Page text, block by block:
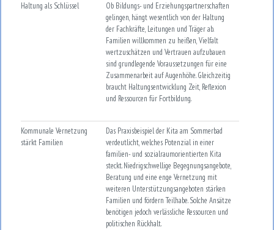
Haltung als Schlüssel
Ob Bildungs- und Erziehungspartnerschaften
gelingen, hängt wesentlich von der Haltung
der Fachkräfte, Leitungen und Träger ab.
Familien willkommen zu heißen, Vielfalt
wertzuschätzen und Vertrauen aufzubauen
sind grundlegende Voraussetzungen für eine
Zusammenarbeit auf Augenhöhe. Gleichzeitig
braucht Haltungsentwicklung Zeit, Reflexion
und Ressourcen für Fortbildung.
Kommunale Vernetzung
stärkt Familien
Das Praxisbeispiel der Kita am Sommerbad
verdeutlicht, welches Potenzial in einer
familien- und sozialraumorientierten Kita
steckt. Niedrigschwellige Begegnungsangebote,
Beratung und eine enge Vernetzung mit
weiteren Unterstützungsangeboten stärken
Familien und fördern Teilhabe. Solche Ansätze
benötigen jedoch verlässliche Ressourcen und
politischen Rückhalt.